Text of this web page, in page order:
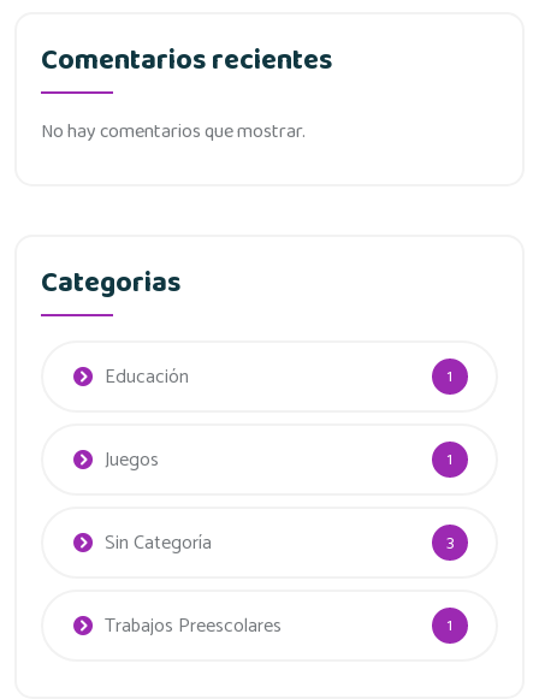
Comentarios recientes
No hay comentarios que mostrar.
Categorias
Educación 1
Juegos 1
Sin Categoría 3
Trabajos Preescolares 1